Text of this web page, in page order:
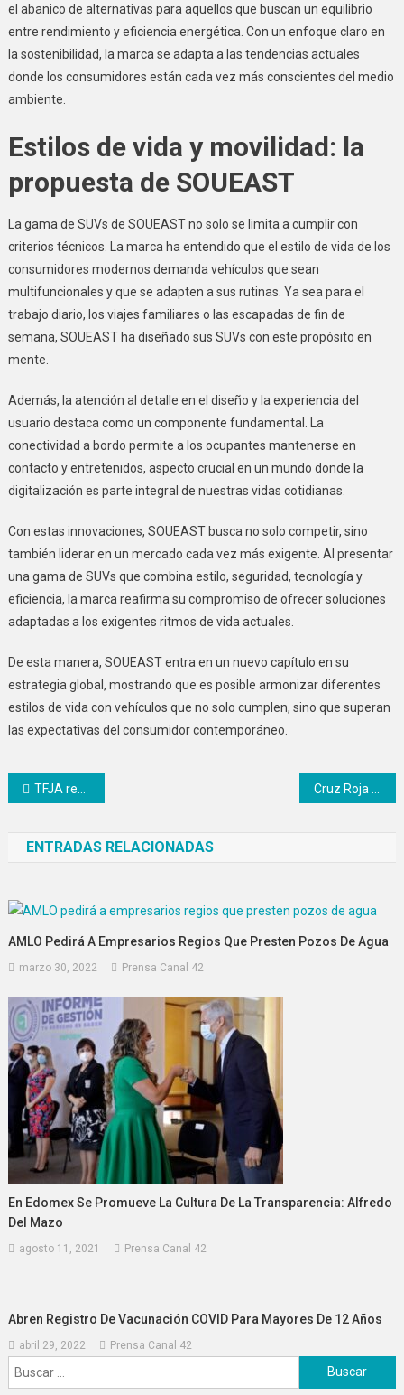
el abanico de alternativas para aquellos que buscan un equilibrio
entre rendimiento y eficiencia energética. Con un enfoque claro en
la sostenibilidad, la marca se adapta a las tendencias actuales
donde los consumidores están cada vez más conscientes del medio
ambiente.
Estilos de vida y movilidad: la
propuesta de SOUEAST
La gama de SUVs de SOUEAST no solo se limita a cumplir con
criterios técnicos. La marca ha entendido que el estilo de vida de los
consumidores modernos demanda vehículos que sean
multifuncionales y que se adapten a sus rutinas. Ya sea para el
trabajo diario, los viajes familiares o las escapadas de fin de
semana, SOUEAST ha diseñado sus SUVs con este propósito en
mente.
Además, la atención al detalle en el diseño y la experiencia del
usuario destaca como un componente fundamental. La
conectividad a bordo permite a los ocupantes mantenerse en
contacto y entretenidos, aspecto crucial en un mundo donde la
digitalización es parte integral de nuestras vidas cotidianas.
Con estas innovaciones, SOUEAST busca no solo competir, sino
también liderar en un mercado cada vez más exigente. Al presentar
una gama de SUVs que combina estilo, seguridad, tecnología y
eficiencia, la marca reafirma su compromiso de ofrecer soluciones
adaptadas a los exigentes ritmos de vida actuales.
De esta manera, SOUEAST entra en un nuevo capítulo en su
estrategia global, mostrando que es posible armonizar diferentes
estilos de vida con vehículos que no solo cumplen, sino que superan
las expectativas del consumidor contemporáneo.
Navegación
entradas
TFJA reconsidera el caso de la megadeuda entre SAT y Nuevo León
ENTRADAS RELACIONADAS
AMLO Pedirá A Empresarios Regios Que Presten Pozos De Agua
marzo 30, 2022 Prensa Canal 42
En Edomex Se Promueve La Cultura De La Transparencia: Alfredo
Del Mazo
agosto 11, 2021 Prensa Canal 42
Abren Registro De Vacunación COVID Para Mayores De 12 Años
abril 29, 2022 Prensa Canal 42
Buscar: